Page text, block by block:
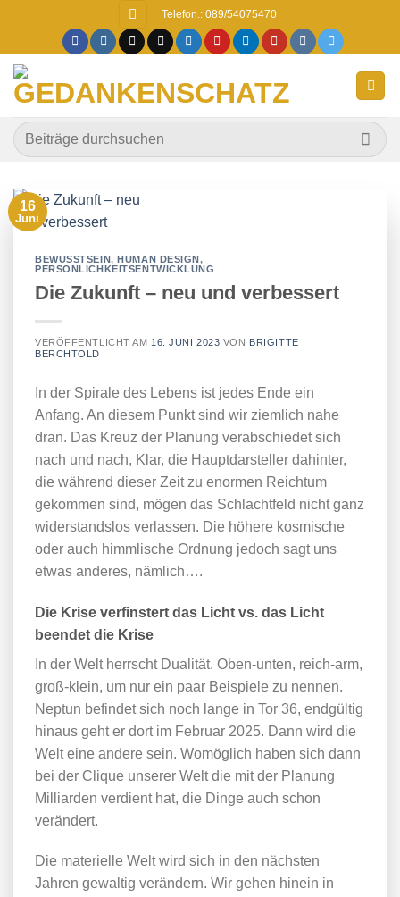
springen
Telefon.: 089/54075470
16
Juni
BEWUSSTSEIN, HUMAN DESIGN,
PERSÖNLICHKEITSENTWICKLUNG
Die Zukunft – neu und verbessert
VERÖFFENTLICHT AM 16. JUNI 2023 VON BRIGITTE
BERCHTOLD
In der Spirale des Lebens ist jedes Ende ein
Anfang. An diesem Punkt sind wir ziemlich nahe
dran. Das Kreuz der Planung verabschiedet sich
nach und nach, Klar, die Hauptdarsteller dahinter,
die während dieser Zeit zu enormen Reichtum
gekommen sind, mögen das Schlachtfeld nicht ganz
widerstandslos verlassen. Die höhere kosmische
oder auch himmlische Ordnung jedoch sagt uns
etwas anderes, nämlich….
Die Krise verfinstert das Licht vs. das Licht
beendet die Krise
In der Welt herrscht Dualität. Oben-unten, reich-arm,
groß-klein, um nur ein paar Beispiele zu nennen.
Neptun befindet sich noch lange in Tor 36, endgültig
hinaus geht er dort im Februar 2025. Dann wird die
Welt eine andere sein. Womöglich haben sich dann
bei der Clique unserer Welt die mit der Planung
Milliarden verdient hat, die Dinge auch schon
verändert.
Die materielle Welt wird sich in den nächsten
Jahren gewaltig verändern. Wir gehen hinein in